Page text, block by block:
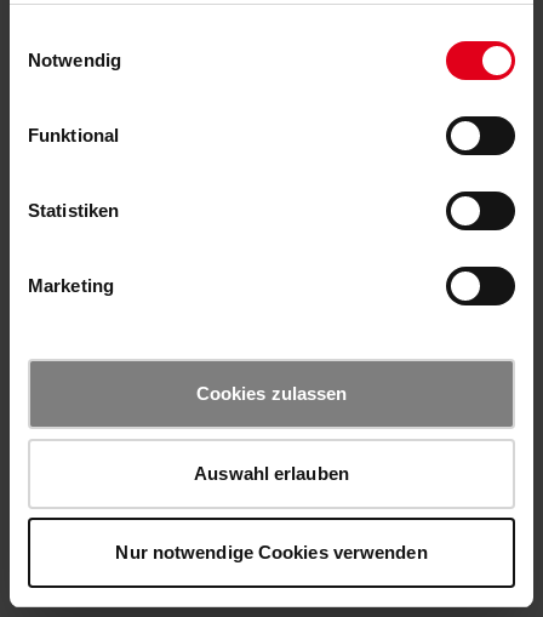
Notwendig
Funktional
Statistiken
Marketing
Cookies zulassen
Auswahl erlauben
Nur notwendige Cookies verwenden